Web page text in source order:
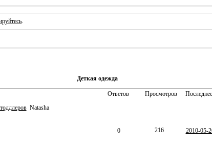
Деткая одежда
Ответов Просмотров
Natasha
0 216 2010-05-